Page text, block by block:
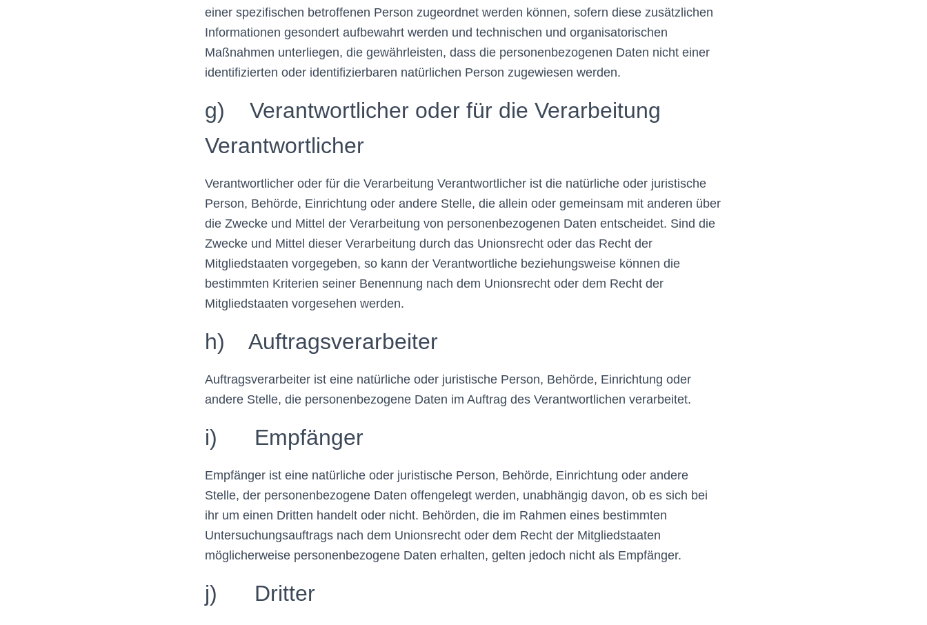
einer spezifischen betroffenen Person zugeordnet werden können, sofern diese zusätzlichen
Informationen gesondert aufbewahrt werden und technischen und organisatorischen
Maßnahmen unterliegen, die gewährleisten, dass die personenbezogenen Daten nicht einer
identifizierten oder identifizierbaren natürlichen Person zugewiesen werden.
g) Verantwortlicher oder für die Verarbeitung
Verantwortlicher
Verantwortlicher oder für die Verarbeitung Verantwortlicher ist die natürliche oder juristische
Person, Behörde, Einrichtung oder andere Stelle, die allein oder gemeinsam mit anderen über
die Zwecke und Mittel der Verarbeitung von personenbezogenen Daten entscheidet. Sind die
Zwecke und Mittel dieser Verarbeitung durch das Unionsrecht oder das Recht der
Mitgliedstaaten vorgegeben, so kann der Verantwortliche beziehungsweise können die
bestimmten Kriterien seiner Benennung nach dem Unionsrecht oder dem Recht der
Mitgliedstaaten vorgesehen werden.
h) Auftragsverarbeiter
Auftragsverarbeiter ist eine natürliche oder juristische Person, Behörde, Einrichtung oder
andere Stelle, die personenbezogene Daten im Auftrag des Verantwortlichen verarbeitet.
i) Empfänger
Empfänger ist eine natürliche oder juristische Person, Behörde, Einrichtung oder andere
Stelle, der personenbezogene Daten offengelegt werden, unabhängig davon, ob es sich bei
ihr um einen Dritten handelt oder nicht. Behörden, die im Rahmen eines bestimmten
Untersuchungsauftrags nach dem Unionsrecht oder dem Recht der Mitgliedstaaten
möglicherweise personenbezogene Daten erhalten, gelten jedoch nicht als Empfänger.
j) Dritter